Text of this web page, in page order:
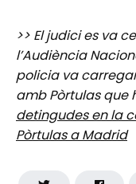
>> El judici es va
l’Audiència
policia va
amb Pòrtulas que
detingudes en la
Pòrtulas a Madrid